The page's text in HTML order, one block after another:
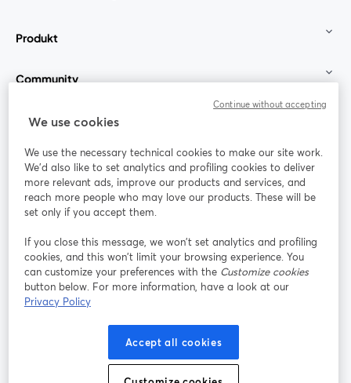
Produkt
Community
StreamYard für
Mitmachen
Webinar Facebook
wird in einem neuen Tab geöffnet
X (Twitter)
wird in einem neuen Tab geöffnet
Nutzungsbedingungen
wird in einem neuen Tab geöffnet
Datenschutzrichtlinie
wird in einem neuen Tab geöffnet
Cookie-Richtlinie
Cookie-Einstellungen Hilfe-Center
We use cookies
We use the necessary technical cookies to make our site work.
We'd also like to set analytics and profiling cookies to deliver
more relevant ads, improve our products and services, and
reach more people who may love our products. These will be
set only if you accept them.
If you close this message, we won’t set analytics and profiling
cookies, and this won’t limit your browsing experience. You
can customize your preferences with the Customize cookies
button below. For more information, have a look at our
Privacy Policy
Accept all cookies
Continue without accepting